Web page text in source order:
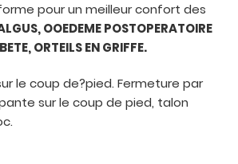
pour un meilleur confort des
OOEDEME POSTOPERATOIRE
ORTEILS EN GRIFFE.
le coup de?pied. Fermeture par
sur le coup de pied, talon